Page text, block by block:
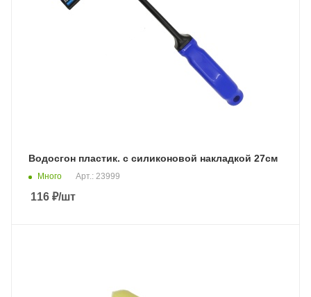
Водосгон пластик. с силиконовой накладкой 27см
Много Арт.: 23999
116 ₽/шт